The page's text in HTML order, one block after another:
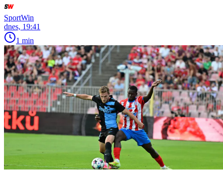
SportWin
dnes, 19:41
1 min